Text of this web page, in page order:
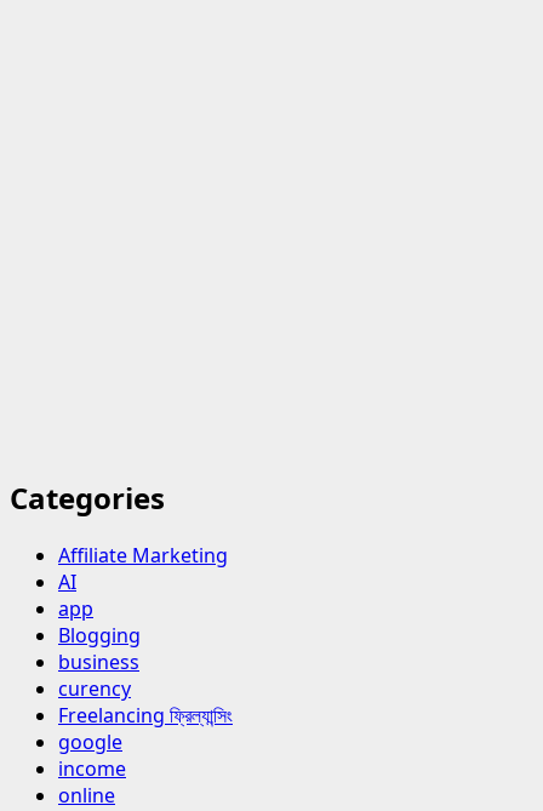
Categories
Affiliate Marketing
AI
app
Blogging
business
curency
Freelancing ফ্রিল্যান্সিং
google
income
online